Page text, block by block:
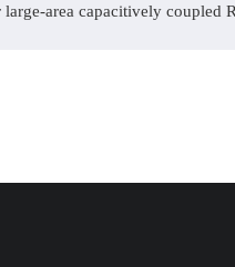
area capacitively coupled